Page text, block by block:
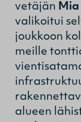
vetäjän
valikoitui
joukkoon
meille
alueen